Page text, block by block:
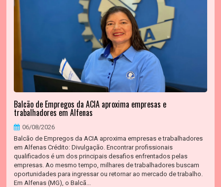
Balcão de Empregos da ACIA aproxima empresas e
trabalhadores em Alfenas
06/08/2026
Balcão de Empregos da ACIA aproxima empresas e trabalhadores
em Alfenas Crédito: Divulgação. Encontrar profissionais
qualificados é um dos principais desafios enfrentados pelas
empresas. Ao mesmo tempo, milhares de trabalhadores buscam
oportunidades para ingressar ou retornar ao mercado de trabalho.
Em Alfenas (MG), o Balcã...